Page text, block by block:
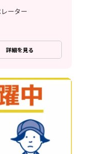
ーター
詳細を見る